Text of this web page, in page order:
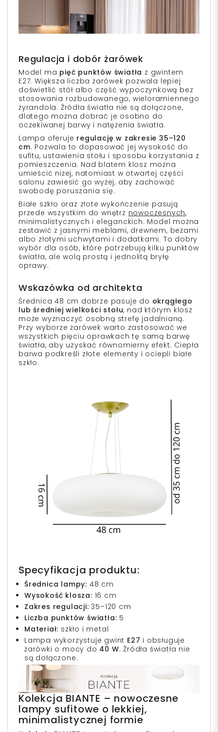
Regulacja i dobór żarówek
Model ma pięć punktów światła z gwintem
E27. Większa liczba żarówek pozwala lepiej
doświetlić stół albo część wypoczynkową bez
stosowania rozbudowanego, wieloramiennego
żyrandola. Źródła światła nie są dołączone,
dlatego można dobrać je osobno do
oczekiwanej barwy i natężenia światła.
Lampa oferuje regulację w zakresie 35–120
cm. Pozwala to dopasować jej wysokość do
sufitu, ustawienia stołu i sposobu korzystania z
pomieszczenia. Nad blatem klosz można
umieścić niżej, natomiast w otwartej części
salonu zawiesić go wyżej, aby zachować
swobodę poruszania się.
Białe szkło oraz złote wykończenie pasują
przede wszystkim do wnętrz nowoczesnych,
minimalistycznych i eleganckich. Model można
zestawić z jasnymi meblami, drewnem, beżami
albo złotymi uchwytami i dodatkami. To dobry
wybór dla osób, które potrzebują kilku punktów
światła, ale wolą prostą i jednolitą bryłę
oprawy.
Wskazówka od architekta
Średnica 48 cm dobrze pasuje do okrągłego
lub średniej wielkości stołu, nad którym klosz
może wyznaczyć osobną strefę jadalnianą.
Przy wyborze żarówek warto zastosować we
wszystkich pięciu oprawkach tę samą barwę
światła, aby uzyskać równomierny efekt. Ciepła
barwa podkreśli złote elementy i ociepli białe
szkło.
Specyfikacja produktu:
Średnica lampy: 48 cm
Wysokość klosza: 16 cm
Zakres regulacji: 35–120 cm
Liczba punktów światła: 5
Materiał: szkło i metal
Lampa wykorzystuje gwint E27 i obsługuje
żarówki o mocy do 40 W. Źródła światła nie
są dołączone.
Kolekcja BIANTE – nowoczesne
lampy sufitowe o lekkiej,
minimalistycznej formie